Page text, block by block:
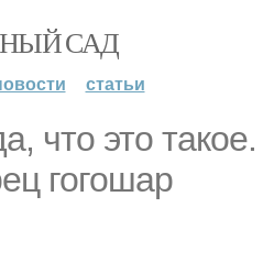
САД
статьи
что это такое.
гогошар